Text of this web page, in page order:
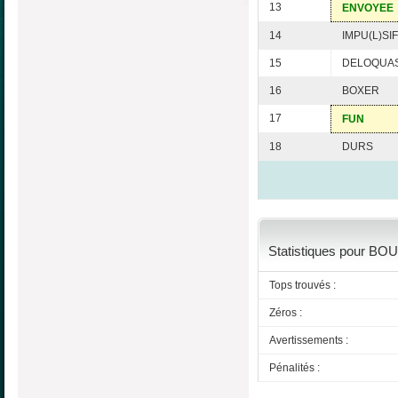
13 ENVOYEE
14 IMPU(L)SIF
15
16 BOXER
17 FUN
18 DURS
Statistiques pour
Tops trouvés :
Zéros :
Avertissements :
Pénalités :